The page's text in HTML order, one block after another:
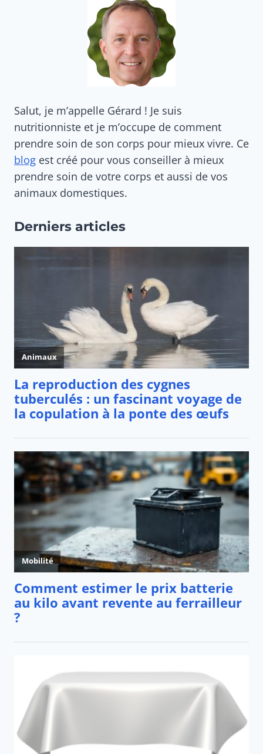
Salut, je m’appelle Gérard ! Je suis
nutritionniste et je m’occupe de comment
prendre soin de son corps pour mieux vivre. Ce
blog est créé pour vous conseiller à mieux
prendre soin de votre corps et aussi de vos
animaux domestiques.
Derniers articles